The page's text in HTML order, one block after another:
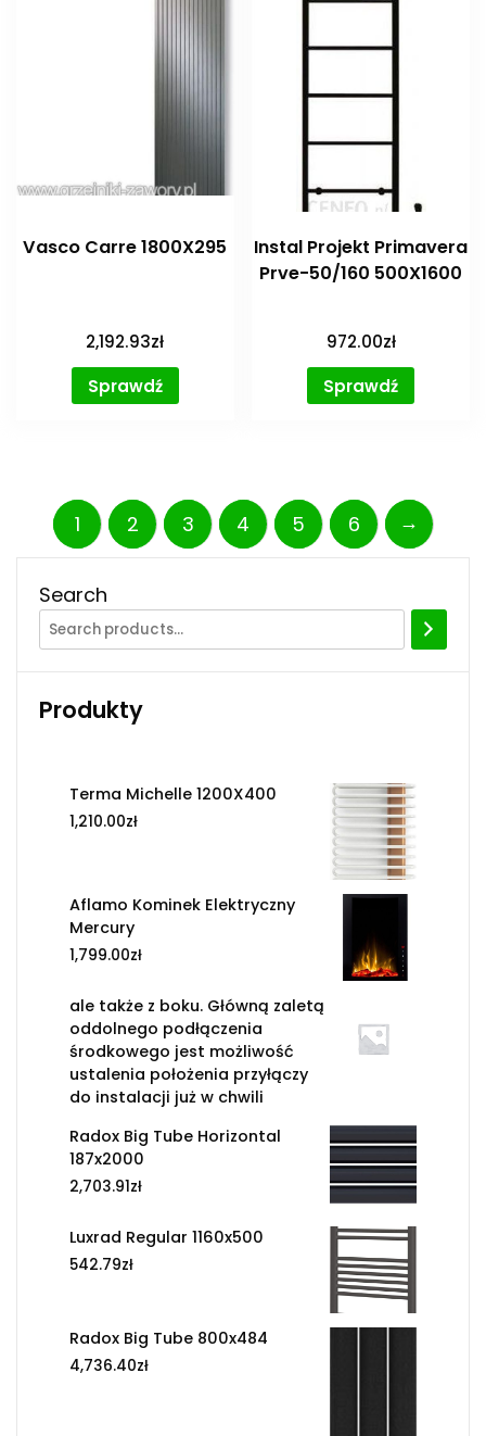
Vasco Carre 1800X295
2,192.93zł
Sprawdź
Instal Projekt Primavera
Prve-50/160 500X1600
972.00zł
Sprawdź
1 2 3 4 5 6 →
Search
Produkty
Terma Michelle 1200X400
1,210.00zł
Aflamo Kominek Elektryczny
Mercury
1,799.00zł
ale także z boku. Główną zaletą
oddolnego podłączenia
środkowego jest możliwość
ustalenia położenia przyłączy
do instalacji już w chwili
Radox Big Tube Horizontal
187x2000
2,703.91zł
Luxrad Regular 1160x500
542.79zł
Radox Big Tube 800x484
4,736.40zł